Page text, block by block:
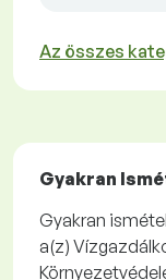
Az összes
Gyakran
Gyakran
a(z)